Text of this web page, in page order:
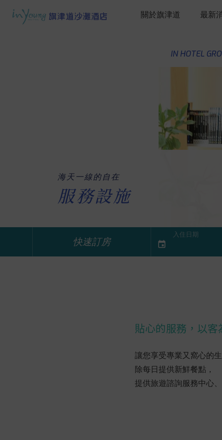
關於旗津道 最新
IN HOTEL
海天一線的自在
服務設施
快速訂房
入住日期
event
貼心的服務，以
讓您享受專業又窩心的
除每日提供新鮮餐點，
提供旅遊諮詢服務中心、